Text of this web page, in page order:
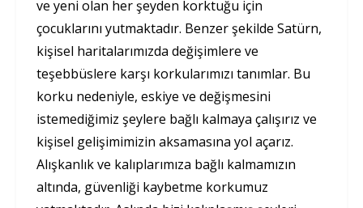
ve yeni olan her şeyden korktuğu için
çocuklarını yutmaktadır. Benzer şekilde Satürn,
kişisel haritalarımızda değişimlere ve
teşebbüslere karşı korkularımızı tanımlar. Bu
korku nedeniyle, eskiye ve değişmesini
istemediğimiz şeylere bağlı kalmaya çalışırız ve
kişisel gelişimimizin aksamasına yol açarız.
Alışkanlık ve kalıplarımıza bağlı kalmamızın
altında, güvenliği kaybetme korkumuz